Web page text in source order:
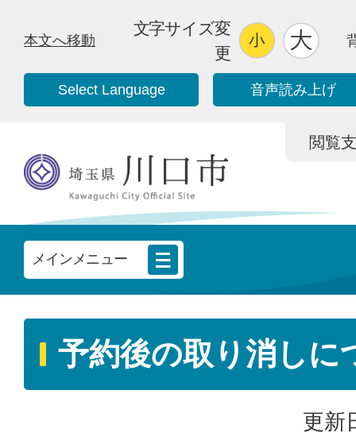
本文へ移動
文字サイズ変
更
Select Language 音声読み上げ
閲覧
メインメニュー
予約後の取り消しに
更新